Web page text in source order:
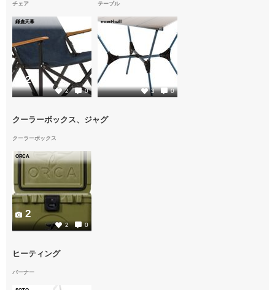
チェア
鎌倉天幕
2 0
2
テーブル
mont-bell
3 0
クーラーボックス、ジャグ
クーラーボックス
ORCA
2 0
2
ヒーティング
バーナー